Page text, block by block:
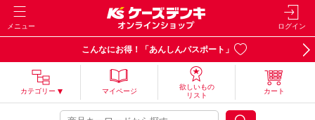
メニュー ログイン
こんなにお得！「あんしんパスポート」
カテゴリー マイページ
欲しいもの
リスト
カート